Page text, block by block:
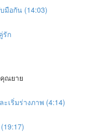
มือกัน (14:03)
รัก
ณยาย
ะเริ่มร่างภาพ (4:14)